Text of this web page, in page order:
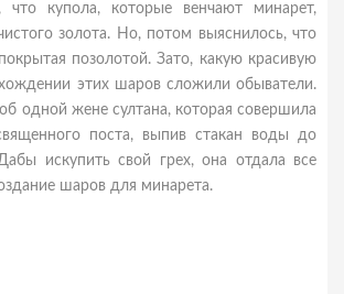
что купола, которые венчают минарет,
золота. Но, потом выяснилось, что
позолотой. Зато, какую красивую
этих шаров сложили обыватели.
одной жене султана, которая совершила
поста, выпив стакан воды до
искупить свой грех, она отдала все
шаров для минарета.